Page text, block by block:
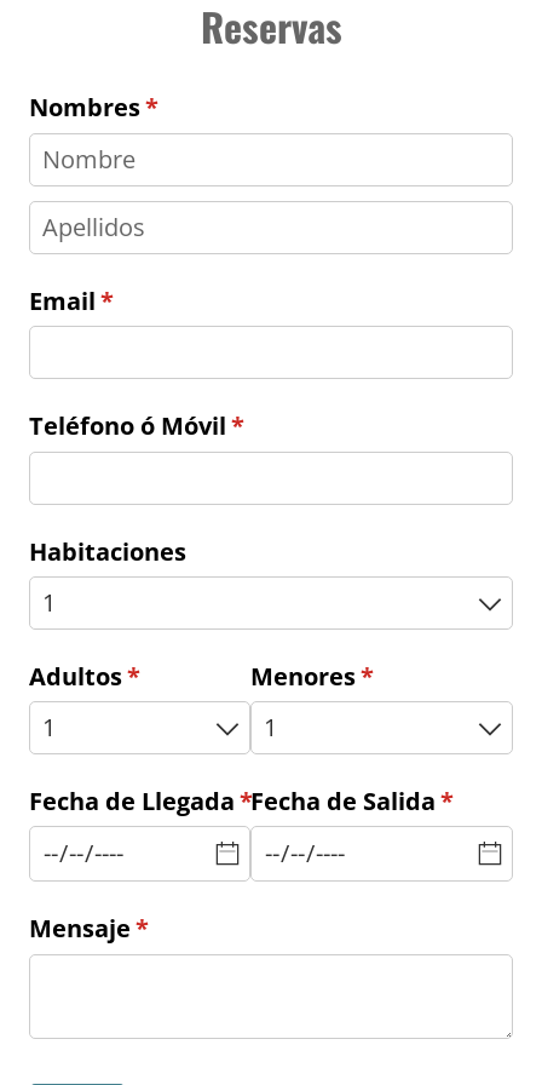
Reservas
Nombres*
(necesario)
Email*
(necesario)
Teléfono ó Móvil*
(necesario)
Habitaciones
Adultos*
(necesario)Menores*
(necesario)
Fecha de Llegada*
(necesario)
Fecha de Salida*
Mensaje*
(necesario)